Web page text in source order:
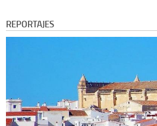
REPORTAJES